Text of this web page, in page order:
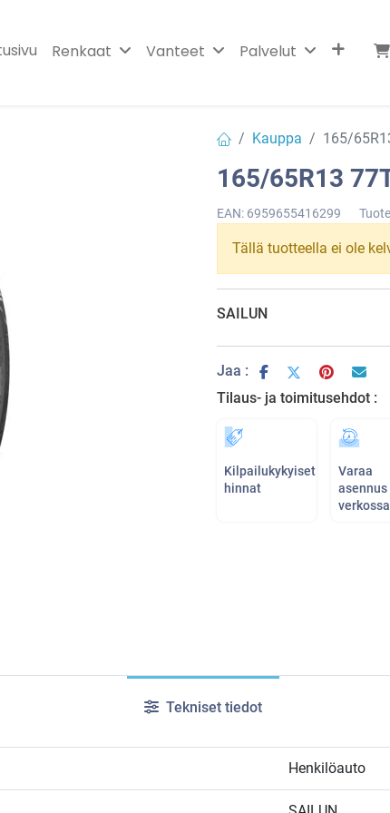
Renkaat Vanteet Palvelut
Kauppa 165/
165/65R13
EAN: 6959655416299
Tällä tuotteella ei ole
SAILUN
Jaa :
Tilaus- ja toimitusehdot :
Kilpailukykyiset
hinnat
Varaa
asennus
verkossa
Tekniset tiedot
Henkilöauto